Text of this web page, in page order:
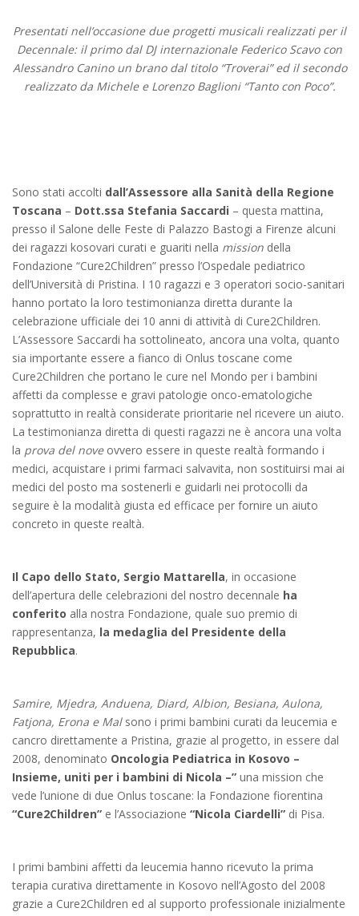
Presentati nell’occasione due progetti musicali realizzati per il
Decennale: il primo dal DJ internazionale Federico Scavo con
Alessandro Canino un brano dal titolo “Troverai” ed il secondo
realizzato da Michele e Lorenzo Baglioni “Tanto con Poco”.
Sono stati accolti dall’Assessore alla Sanità della Regione
Toscana – Dott.ssa Stefania Saccardi – questa mattina,
presso il Salone delle Feste di Palazzo Bastogi a Firenze alcuni
dei ragazzi kosovari curati e guariti nella mission della
Fondazione “Cure2Children” presso l’Ospedale pediatrico
dell’Università di Pristina. I 10 ragazzi e 3 operatori socio-sanitari
hanno portato la loro testimonianza diretta durante la
celebrazione ufficiale dei 10 anni di attività di Cure2Children.
L’Assessore Saccardi ha sottolineato, ancora una volta, quanto
sia importante essere a fianco di Onlus toscane come
Cure2Children che portano le cure nel Mondo per i bambini
affetti da complesse e gravi patologie onco-ematologiche
soprattutto in realtà considerate prioritarie nel ricevere un aiuto.
La testimonianza diretta di questi ragazzi ne è ancora una volta
la prova del noveovvero essere in queste realtà formando i
medici, acquistare i primi farmaci salvavita, non sostituirsi mai ai
medici del posto ma sostenerli e guidarli nei protocolli da
seguire è la modalità giusta ed efficace per fornire un aiuto
concreto in queste realtà.
Il Capo dello Stato, Sergio Mattarella, in occasione
dell’apertura delle celebrazioni del nostro decennale ha
conferito alla nostra Fondazione, quale suo premio di
rappresentanza, la medaglia del Presidente della
Repubblica.
Samire, Mjedra, Anduena, Diard, Albion, Besiana, Aulona,
Fatjona, Erona e Malsono i primi bambini curati da leucemia e
cancro direttamente a Pristina, grazie al progetto, in essere dal
2008, denominato Oncologia Pediatrica in Kosovo –
Insieme, uniti per i bambini di Nicola –” una mission che
vede l’unione di due Onlus toscane: la Fondazione fiorentina
“Cure2Children” e l’Associazione “Nicola Ciardelli” di Pisa.
I primi bambini affetti da leucemia hanno ricevuto la prima
terapia curativa direttamente in Kosovo nell’Agosto del 2008
grazie a Cure2Children ed al supporto professionale inizialmente